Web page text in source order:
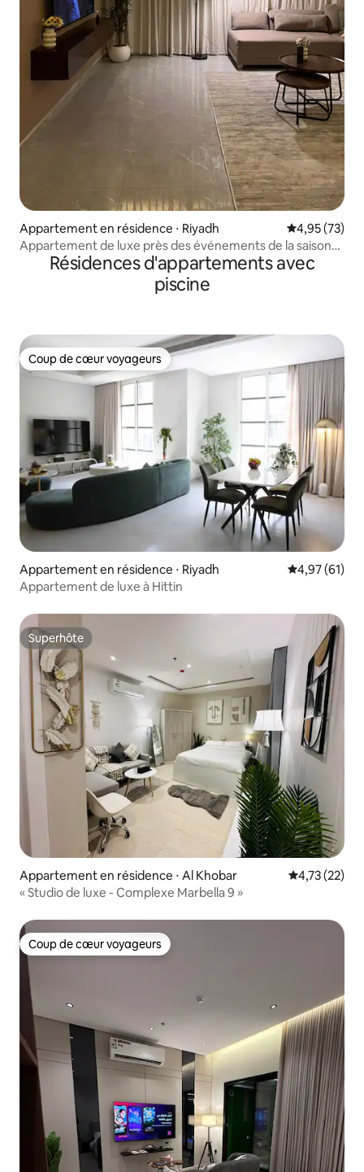
Appartement en résidence ⋅ Riyadh Évaluation
4,95 (73)
Appartement de luxe près des événements de la saison
de RiyadRésidences d'appartements avec
piscine
Coup de cœur voyageurs
Coup de cœur voyageurs
Appartement en résidence ⋅ Riyadh Évaluation
4,97 (61)
Appartement de luxe à Hittin
Superhôte
Superhôte
Appartement en résidence ⋅ Al Khobar Évaluation
4,73 (22)
« Studio de luxe - Complexe Marbella 9 »
Coup de cœur voyageurs
Coup de cœur voyageurs